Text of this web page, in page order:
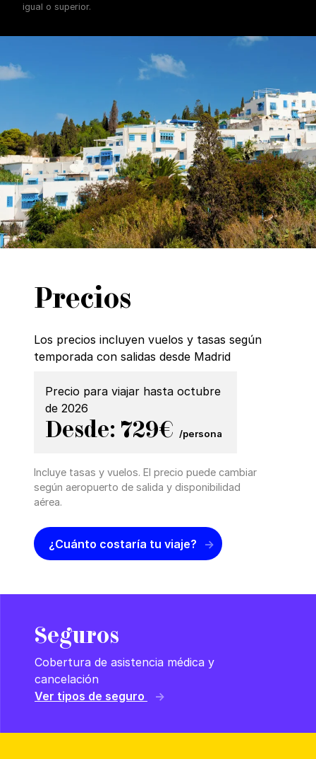
igual o superior.
Precios
Los precios incluyen vuelos y tasas según
temporada con salidas desde Madrid
Precio para viajar hasta octubre
de 2026
Desde: 729€ /persona
Incluye tasas y vuelos. El precio puede cambiar
según aeropuerto de salida y disponibilidad
aérea.
¿Cuánto costaría tu viaje?
Seguros
Cobertura de asistencia médica y
cancelación
Ver tipos de seguro